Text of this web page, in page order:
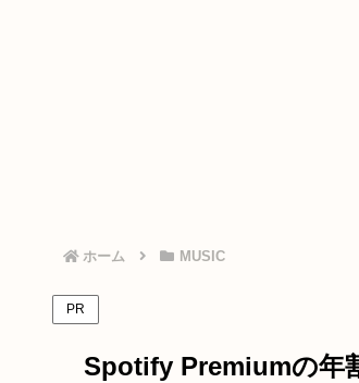
ホーム MUSIC
PR
Spotify Premiumの年